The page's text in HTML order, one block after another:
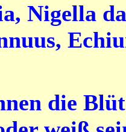
Nigella
die